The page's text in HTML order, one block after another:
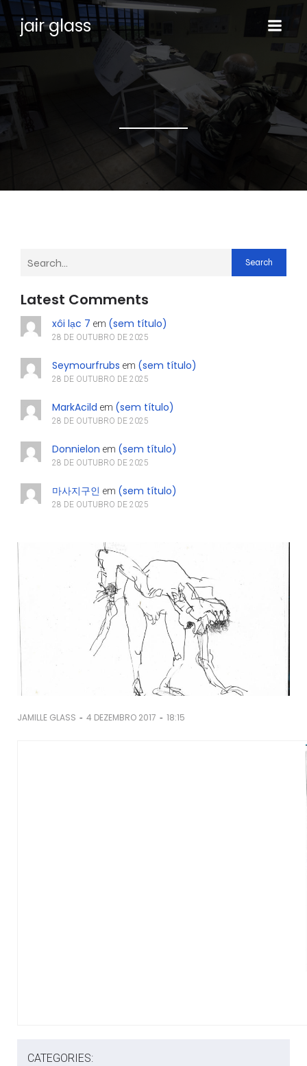
jair glass
Search
Latest Comments
xôi lạc 7 em (sem título)
28 DE OUTUBRO DE 2025
Seymourfrubs em (sem título)
28 DE OUTUBRO DE 2025
MarkAcild em (sem título)
28 DE OUTUBRO DE 2025
Donnielon em (sem título)
28 DE OUTUBRO DE 2025
마사지구인 em (sem título)
28 DE OUTUBRO DE 2025
JAMILLE GLASS - 4 DEZEMBRO 2017 - 18:15
CATEGORIES: